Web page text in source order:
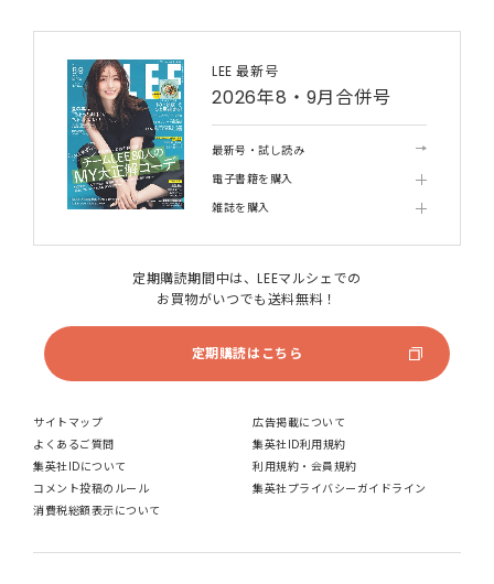
LEE 最新号
2026年8・9月合併号
最新号・試し読み
電子書籍を購入
雑誌を購入
定期購読期間中は、LEEマルシェでの
お買物がいつでも送料無料！
定期購読はこちら
サイトマップ
広告掲載について
よくあるご質問
集英社ID利用規約
集英社IDについて
利用規約・会員規約
コメント投稿のルール
集英社プライバシーガイドライン
消費税総額表示について